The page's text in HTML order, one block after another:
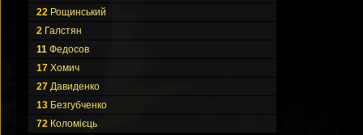
22 Рощинський
2 Галстян
11 Федосов
17 Хомич
27 Давиденко
13 Безгубченко
72 Коломієць